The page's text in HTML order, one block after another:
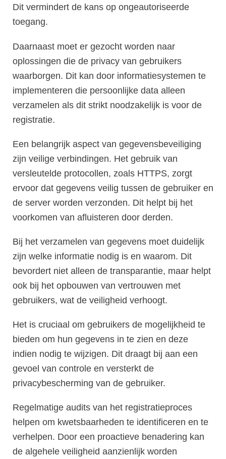
Dit vermindert de kans op ongeautoriseerde
toegang.
Daarnaast moet er gezocht worden naar
oplossingen die de privacy van gebruikers
waarborgen. Dit kan door informatiesystemen te
implementeren die persoonlijke data alleen
verzamelen als dit strikt noodzakelijk is voor de
registratie.
Een belangrijk aspect van gegevensbeveiliging
zijn veilige verbindingen. Het gebruik van
versleutelde protocollen, zoals HTTPS, zorgt
ervoor dat gegevens veilig tussen de gebruiker en
de server worden verzonden. Dit helpt bij het
voorkomen van afluisteren door derden.
Bij het verzamelen van gegevens moet duidelijk
zijn welke informatie nodig is en waarom. Dit
bevordert niet alleen de transparantie, maar helpt
ook bij het opbouwen van vertrouwen met
gebruikers, wat de veiligheid verhoogt.
Het is cruciaal om gebruikers de mogelijkheid te
bieden om hun gegevens in te zien en deze
indien nodig te wijzigen. Dit draagt bij aan een
gevoel van controle en versterkt de
privacybescherming van de gebruiker.
Regelmatige audits van het registratieproces
helpen om kwetsbaarheden te identificeren en te
verhelpen. Door een proactieve benadering kan
de algehele veiligheid aanzienlijk worden